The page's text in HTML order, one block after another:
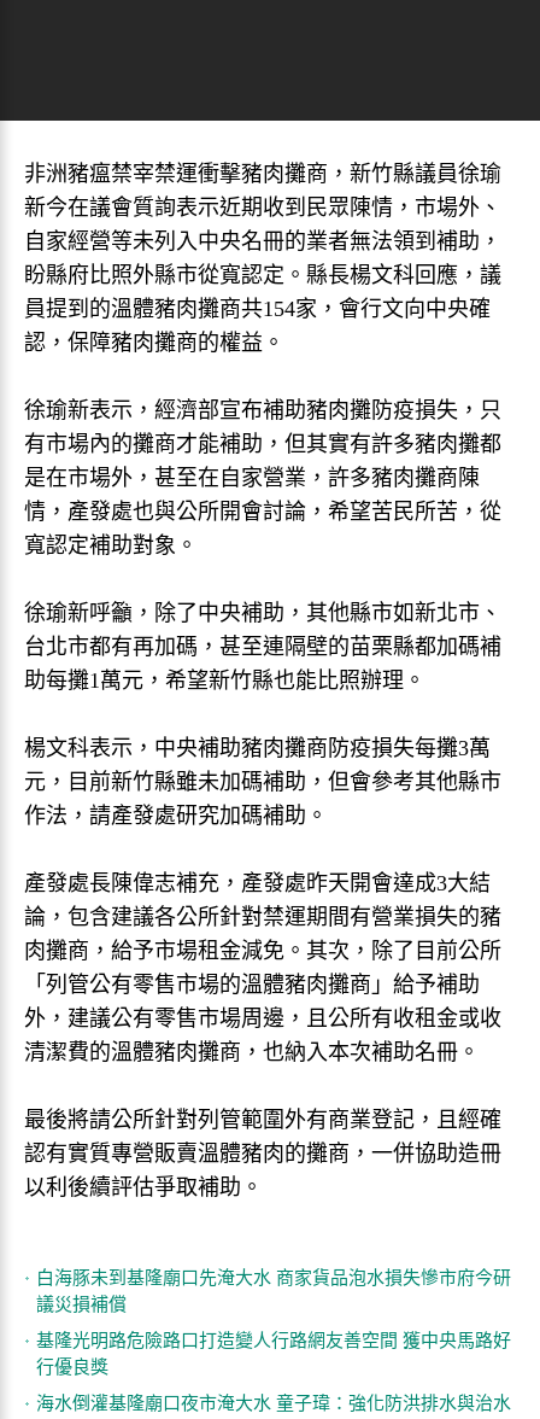
非洲豬瘟禁宰禁運衝擊豬肉攤商，新竹縣議員徐瑜
新今在議會質詢表示近期收到民眾陳情，市場外、
自家經營等未列入中央名冊的業者無法領到補助，
盼縣府比照外縣市從寬認定。縣長楊文科回應，議
員提到的溫體豬肉攤商共154家，會行文向中央確
認，保障豬肉攤商的權益。
徐瑜新表示，經濟部宣布補助豬肉攤防疫損失，只
有市場內的攤商才能補助，但其實有許多豬肉攤都
是在市場外，甚至在自家營業，許多豬肉攤商陳
情，產發處也與公所開會討論，希望苦民所苦，從
寬認定補助對象。
徐瑜新呼籲，除了中央補助，其他縣市如新北市、
台北市都有再加碼，甚至連隔壁的苗栗縣都加碼補
助每攤1萬元，希望新竹縣也能比照辦理。
楊文科表示，中央補助豬肉攤商防疫損失每攤3萬
元，目前新竹縣雖未加碼補助，但會參考其他縣市
作法，請產發處研究加碼補助。
產發處長陳偉志補充，產發處昨天開會達成3大結
論，包含建議各公所針對禁運期間有營業損失的豬
肉攤商，給予市場租金減免。其次，除了目前公所
「列管公有零售市場的溫體豬肉攤商」給予補助
外，建議公有零售市場周邊，且公所有收租金或收
清潔費的溫體豬肉攤商，也納入本次補助名冊。
最後將請公所針對列管範圍外有商業登記，且經確
認有實質專營販賣溫體豬肉的攤商，一併協助造冊
以利後續評估爭取補助。
白海豚未到基隆廟口先淹大水 商家貨品泡水損失慘市府今研
議災損補償
基隆光明路危險路口打造變人行路網友善空間 獲中央馬路好
行優良獎
海水倒灌基隆廟口夜市淹大水 童子瑋：強化防洪排水與治水